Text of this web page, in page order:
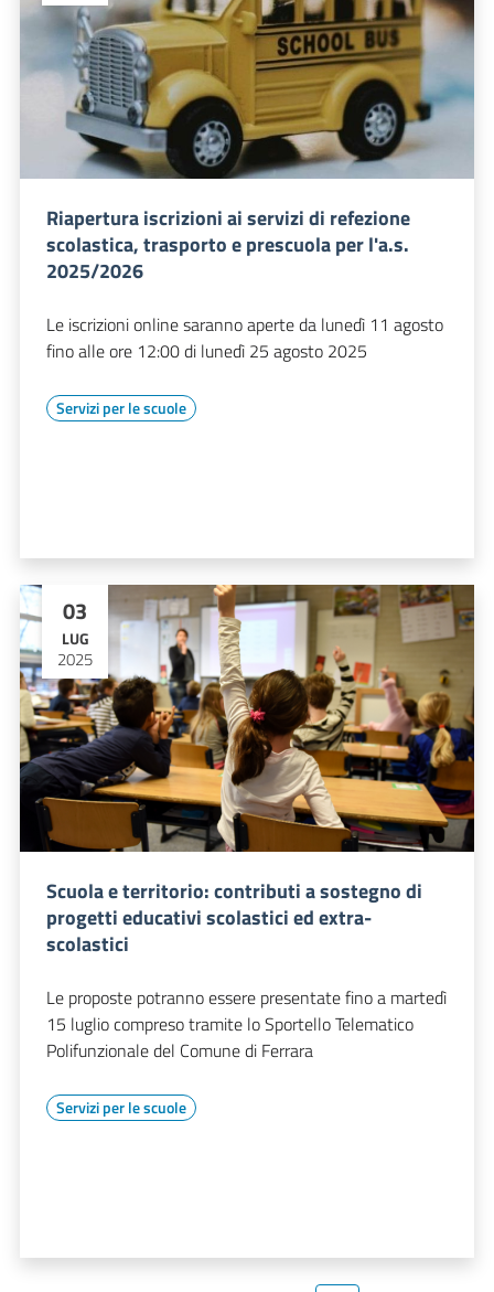
Riapertura iscrizioni ai servizi di refezione
scolastica, trasporto e prescuola per l'a.s.
2025/2026
Le iscrizioni online saranno aperte da lunedì 11 agosto
fino alle ore 12:00 di lunedì 25 agosto 2025
Servizi per le scuole
03
LUG
2025
Scuola e territorio: contributi a sostegno di
progetti educativi scolastici ed extra-
scolastici
Le proposte potranno essere presentate fino a martedì
15 luglio compreso tramite lo Sportello Telematico
Polifunzionale del Comune di Ferrara
Servizi per le scuole